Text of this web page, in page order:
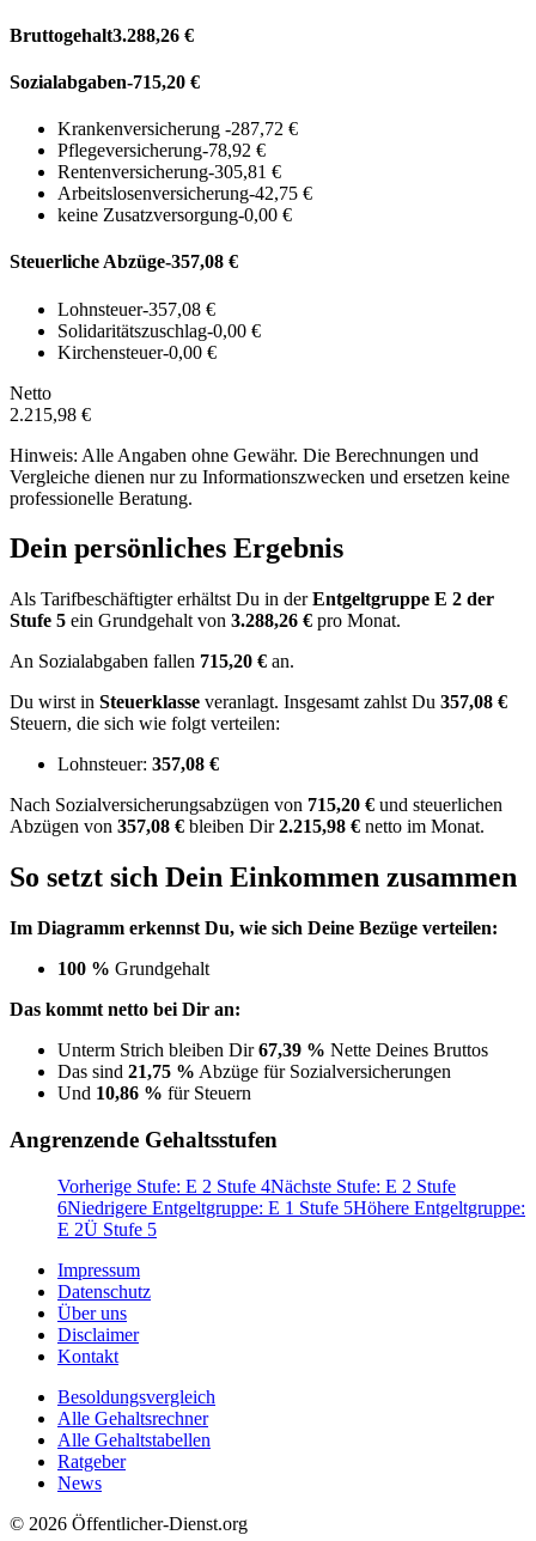
Bruttogehalt3.288,26 €
Sozialabgaben-715,20 €
Krankenversicherung -287,72 €
Pflegeversicherung-78,92 €
Rentenversicherung-305,81 €
Arbeitslosenversicherung-42,75 €
keine Zusatzversorgung-0,00 €
Steuerliche Abzüge-357,08 €
Lohnsteuer-357,08 €
Solidaritätszuschlag-0,00 €
Kirchensteuer-0,00 €
Netto
2.215,98 €
Hinweis: Alle Angaben ohne Gewähr. Die Berechnungen und
Vergleiche dienen nur zu Informationszwecken und ersetzen keine
professionelle Beratung.
Dein persönliches Ergebnis
Als Tarifbeschäftigter erhältst Du in derEntgeltgruppe E 2 der
Stufe 5 ein Grundgehalt von 3.288,26 € pro Monat.
An Sozialabgaben fallen 715,20 € an.
Du wirst in Steuerklasse veranlagt. Insgesamt zahlst Du 357,08 €
Steuern, die sich wie folgt verteilen:
Lohnsteuer: 357,08 €
Nach Sozialversicherungsabzügen von 715,20 € und steuerlichen
Abzügen von 357,08 € bleiben Dir2.215,98 € netto im Monat.
So setzt sich Dein Einkommen zusammen
Im Diagramm erkennst Du, wie sich Deine Bezüge verteilen:
100 % Grundgehalt
Das kommt netto bei Dir an:
Unterm Strich bleiben Dir67,39 % Nette Deines Bruttos
Das sind 21,75 % Abzüge für Sozialversicherungen
Und 10,86 % für Steuern
Angrenzende Gehaltsstufen
Vorherige Stufe: E 2 Stufe 4Nächste Stufe: E 2 Stufe
6Niedrigere Entgeltgruppe: E 1 Stufe 5Höhere Entgeltgruppe:
E 2Ü Stufe 5
Impressum
Datenschutz
Über uns
Disclaimer
Kontakt
Besoldungsvergleich
Alle Gehaltsrechner
Alle Gehaltstabellen
Ratgeber
News
© 2026 Öffentlicher-Dienst.org